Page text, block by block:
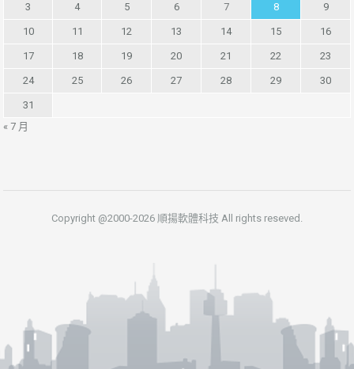
3 4 5 6 7 8 9
10 11 12 13 14 15 16
17 18 19 20 21 22 23
24 25 26 27 28 29 30
31
« 7 月
Copyright @2000-2026 順揚軟體科技 All rights reseved.